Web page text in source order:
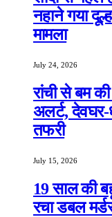
नहाने गया
मामला
July 24, 2026
रांची से बम
अलर्ट, देवघर-
तफरी
July 15, 2026
19 साल की
रचा डबल